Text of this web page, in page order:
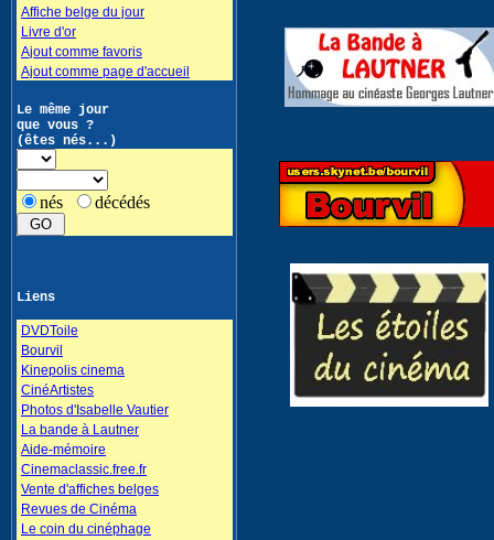
Affiche belge du jour
Livre d'or
Ajout comme favoris
Ajout comme page d'accueil
Le même jour
que vous ?
(êtes nés...)
nés décédés
Liens
DVDToile
Bourvil
Kinepolis cinema
CinéArtistes
Photos d'Isabelle Vautier
La bande à Lautner
Aide-mémoire
Cinemaclassic.free.fr
Vente d'affiches belges
Revues de Cinéma
Le coin du cinéphage